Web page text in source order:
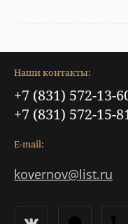
Наши контакты:
+7 (831) 572-13-
+7 (831) 572-15-
E-mail:
kovernov@list.ru